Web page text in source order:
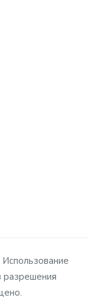
разрешения